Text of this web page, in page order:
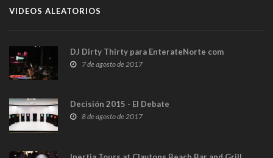
VIDEOS ALEATORIOS
DJ Dirty Thirty para EnterateNorte com
7 de agosto de 2017
Decisión 2015 - El Debate
8 de agosto de 2017